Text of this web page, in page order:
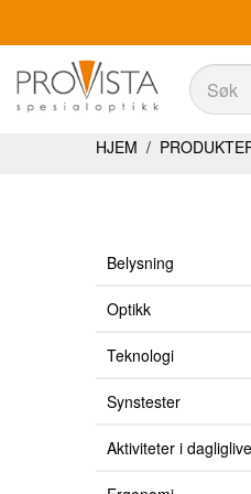
Søk
Produkter
Synstester
Aktiviteter i dagliglivet
Ergonomi
Tjenester
Optikkbutikker med et utvalg
HJEM /
Belysning
Optikk
Teknologi
Synstester
Aktiviteter i